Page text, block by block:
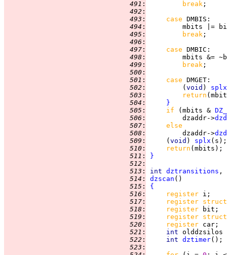
491 : break
492 :
493 : case DMBIS
494 :
495 : break
496 :
497 : case DMBIC
498 :
499 : break
500 :
501 : case DMGET
502 :
         (
void ) splx
503 :
return
504 :
}
505 : if (mbits &
506 :
         dzaddr->
507 :
else
508 :
         dzaddr->
509 :
     (
void ) splx
510 : return
511 :
}
512 :
513 : int dztransitions ,
514 : dzscan
515 :
{
516 : register
517 :
register
518 : register
519 :
register
520 : register
521 : int
522 : int dztimer
523 :